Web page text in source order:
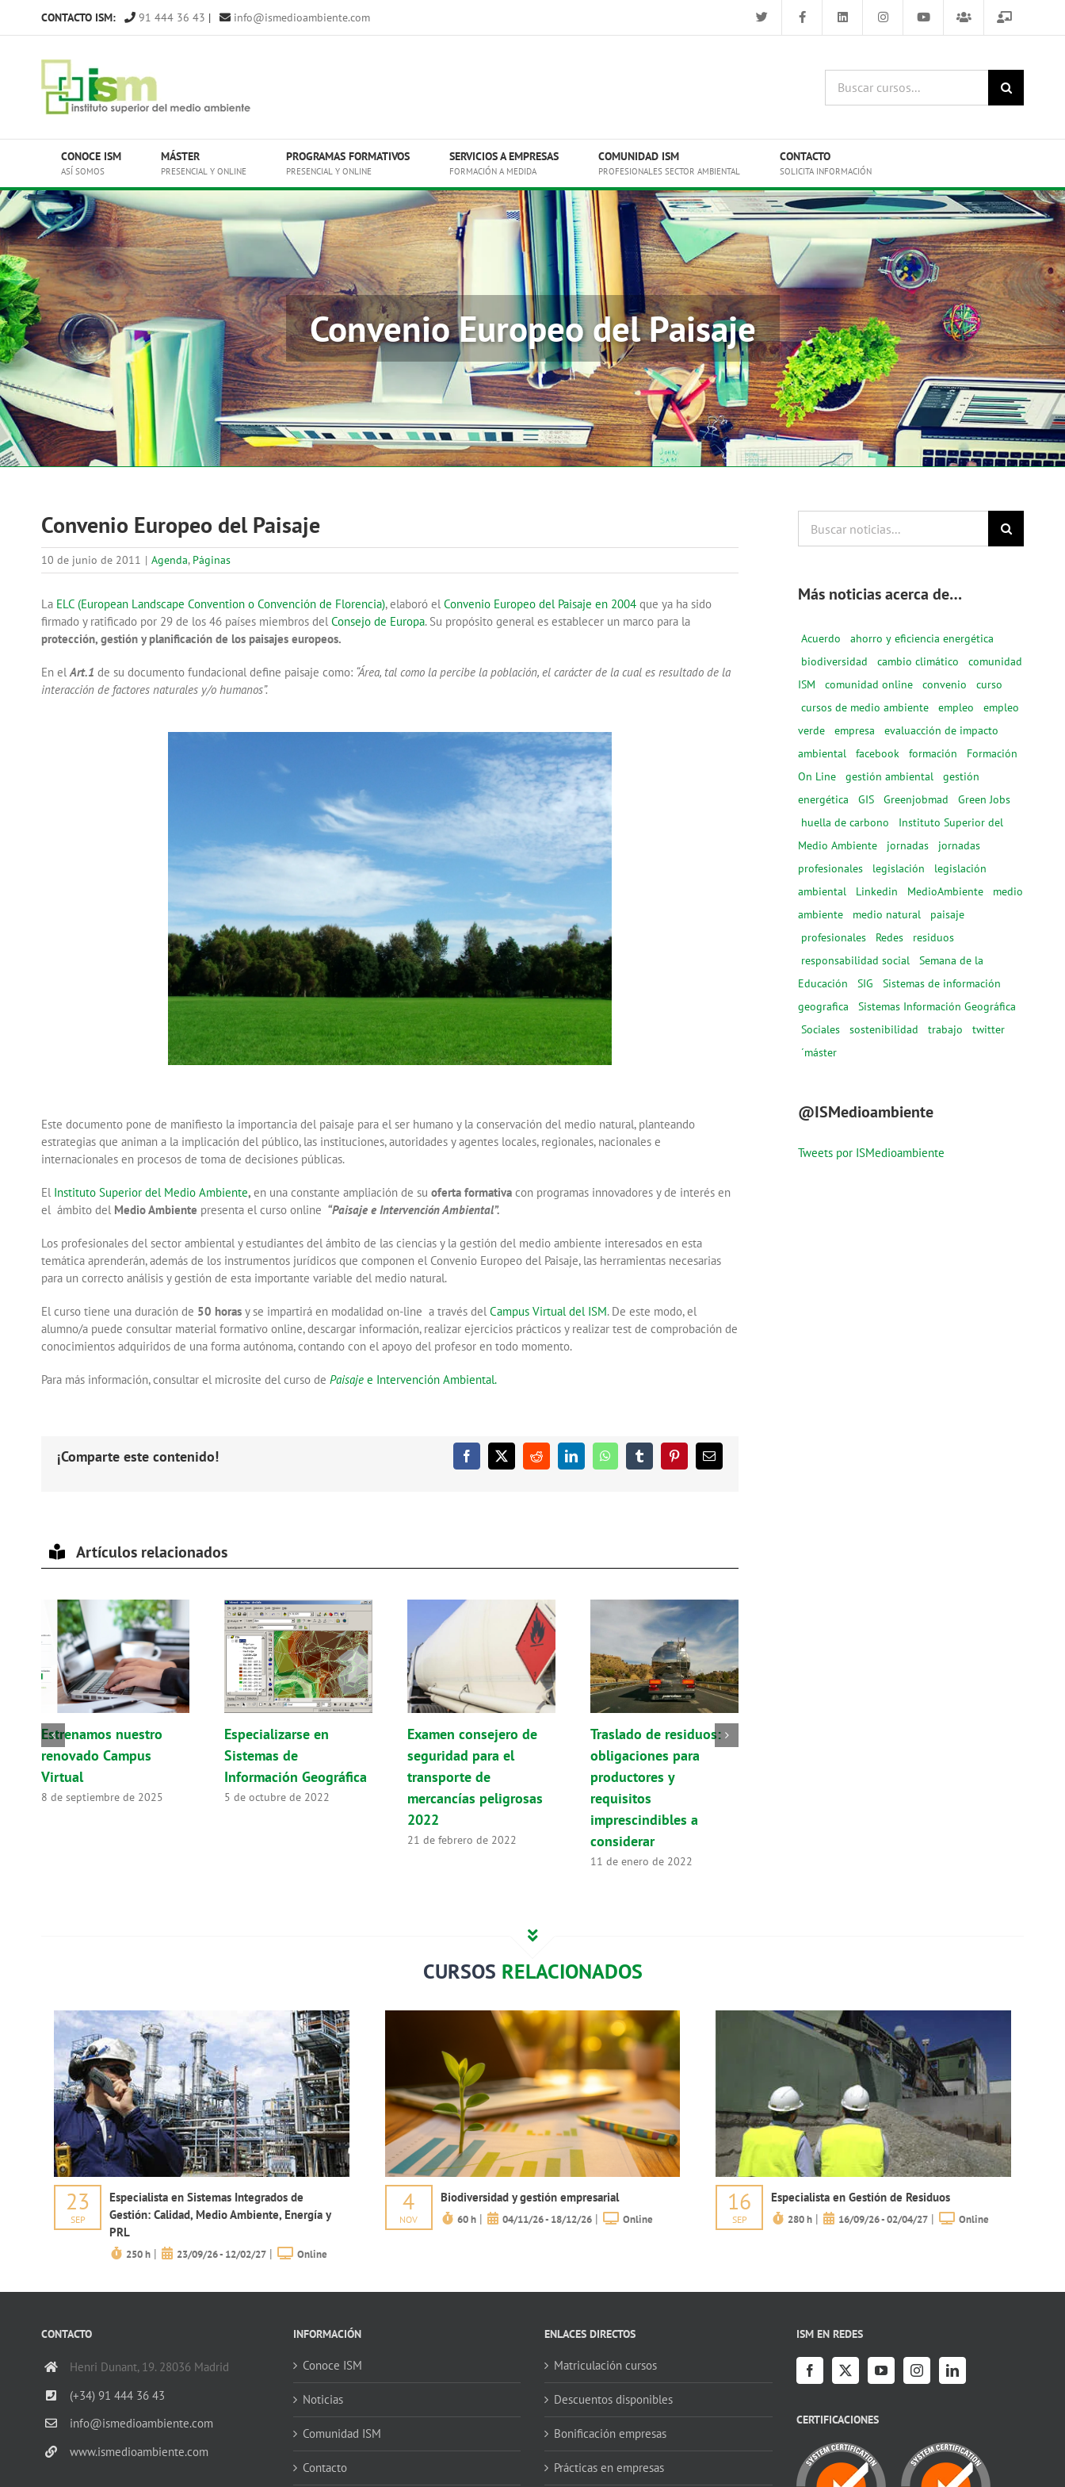
CONTACTO ISM: 91 444 36 43 | info@ismedioambiente.com
cursos:
CONOCE ISM
ASÍ SOMOS
MÁSTER
PRESENCIAL Y ONLINE
PROGRAMAS FORMATIVOS
PRESENCIAL Y ONLINE
SERVICIOS A EMPRESAS
FORMACIÓN A MEDIDA
COMUNIDAD ISM
PROFESIONALES SECTOR AMBIENTAL
CONTACTO
SOLICITA INFORMACIÓN
Convenio Europeo del Paisaje
Convenio Europeo del Paisaje
10 de junio de 2011 | Agenda, Páginas
La ELC (European Landscape Convention o Convención de Florencia), elaboró el Convenio Europeo del Paisaje en 2004 que ya ha sido
firmado y ratificado por 29 de los 46 países miembros del Consejo de Europa. Su propósito general es establecer un marco para la
protección, gestión y planificación de los paisajes europeos.
En elArt.1 de su documento fundacional define paisaje como: “Área, tal como la percibe la población, el carácter de la cual es resultado de la
interacción de factores naturales y/o humanos”.
Este documento pone de manifiesto la importancia del paisaje para el ser humano y la conservación del medio natural, planteando
estrategias que animan a la implicación del público, las instituciones, autoridades y agentes locales, regionales, nacionales e
internacionales en procesos de toma de decisiones públicas.
El Instituto Superior del Medio Ambiente, en una constante ampliación de su oferta formativa con programas innovadores y de interés en
el ámbito del Medio Ambiente presenta el curso online “Paisaje e Intervención Ambiental”.
Los profesionales del sector ambiental y estudiantes del ámbito de las ciencias y la gestión del medio ambiente interesados en esta
temática aprenderán, además de los instrumentos jurídicos que componen el Convenio Europeo del Paisaje, las herramientas necesarias
para un correcto análisis y gestión de esta importante variable del medio natural.
El curso tiene una duración de 50 horas y se impartirá en modalidad on-line a través del Campus Virtual del ISM. De este modo, el
alumno/a puede consultar material formativo online, descargar información, realizar ejercicios prácticos y realizar test de comprobación de
conocimientos adquiridos de una forma autónoma, contando con el apoyo del profesor en todo momento.
Para más información, consultar el microsite del curso de Paisaje e Intervención Ambiental.
¡Comparte este contenido! Facebook
X RedditLinkedInWhatsAppTumblrPinterestCorreo
electrónico
Artículos relacionados
Estrenamos nuestro
renovado Campus
Virtual
8 de septiembre de 2025
Especializarse en
Sistemas de
Información Geográfica
5 de octubre de 2022
Examen consejero de
seguridad para el
transporte de
mercancías peligrosas
2022
21 de febrero de 2022
Traslado de residuos:
obligaciones para
productores y
requisitos
imprescindibles a
considerar
11 de enero de 2022
noticias...
Más noticias acerca de…
Acuerdo
ahorro y eficiencia energética
biodiversidad
cambio climático
comunidad
ISM
comunidad online convenio
curso
cursos de medio ambiente
empleo
empleo
verde
empresa
evaluacción de impacto
ambiental
facebook formación
Formación
On Line
gestión ambiental
gestión
energética
GIS Greenjobmad
Green Jobs
huella de carbono
Instituto Superior del
Medio Ambiente
jornadas
jornadas
profesionales
legislación
legislación
ambiental
Linkedin MedioAmbiente
medio
ambiente
medio natural
paisaje
profesionales
Redes
residuos
responsabilidad social
Semana de la
Educación
SIG
Sistemas de información
geografica
Sistemas Información Geográfica
Sociales
sostenibilidad trabajo
twitter
´máster
@ISMedioambiente
Tweets por ISMedioambiente
CURSOS RELACIONADOS
23
SEP
Especialista en Sistemas Integrados de
Gestión: Calidad, Medio Ambiente, Energía y
PRL
250 h | 23/09/26 - 12/02/27 | Online
4
NOV
Biodiversidad y gestión empresarial
60 h| 04/11/26 - 18/12/26| Online
16
SEP
Especialista en Gestión de Residuos
280 h | 16/09/26 - 02/04/27 | Online
CONTACTO
Henri Dunant, 19. 28036 Madrid
(+34) 91 444 36 43
info@ismedioambiente.com
www.ismedioambiente.com
INFORMACIÓN
Conoce ISM
Noticias
Comunidad ISM
Contacto
ENLACES DIRECTOS
Matriculación cursos
Descuentos disponibles
Bonificación empresas
Prácticas en empresas
ISM EN REDES
CERTIFICACIONES